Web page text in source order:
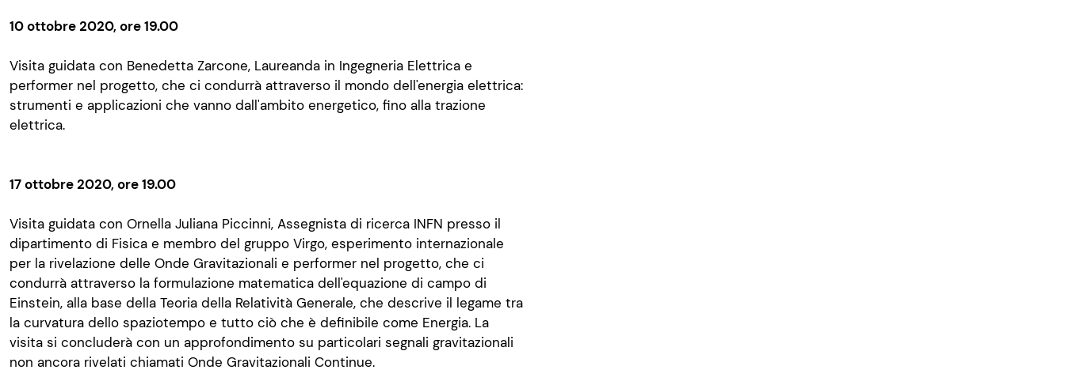
10 ottobre 2020, ore 19.00
Visita guidata con Benedetta Zarcone, Laureanda in Ingegneria Elettrica e
performer nel progetto, che ci condurrà attraverso il mondo dell'energia elettrica:
strumenti e applicazioni che vanno dall'ambito energetico, fino alla trazione
elettrica.
17 ottobre 2020, ore 19.00
Visita guidata con Ornella Juliana Piccinni, Assegnista di ricerca INFN presso il
dipartimento di Fisica e membro del gruppo Virgo, esperimento internazionale
per la rivelazione delle Onde Gravitazionali e performer nel progetto, che ci
condurrà attraverso la formulazione matematica dell'equazione di campo di
Einstein, alla base della Teoria della Relatività Generale, che descrive il legame tra
la curvatura dello spaziotempo e tutto ciò che è definibile come Energia. La
visita si concluderà con un approfondimento su particolari segnali gravitazionali
non ancora rivelati chiamati Onde Gravitazionali Continue.